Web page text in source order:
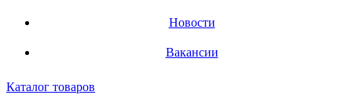
Новости
Вакансии
Каталог товаров